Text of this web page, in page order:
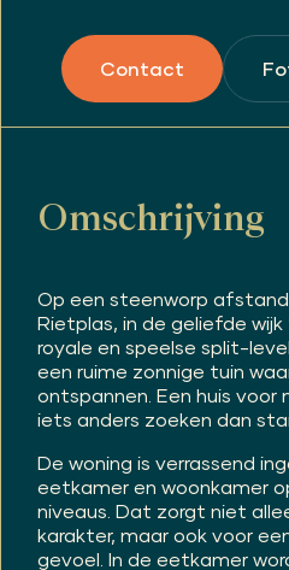
Contact
Omschrijving
Op een steenworp
Rietplas, in de geliefde wijk
royale en speelse split-
een ruime zonnige tuin
ontspannen. Een huis voor
iets anders zoeken dan
De woning is verrassend
eetkamer en woonkamer
niveaus. Dat zorgt niet
karakter, maar ook voor
gevoel. In de eetkamer